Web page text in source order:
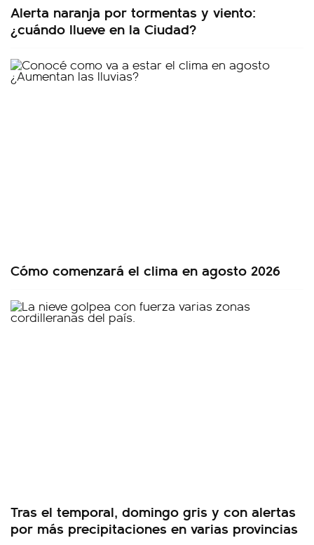
Alerta naranja por tormentas y viento:
¿cuándo llueve en la Ciudad?
Cómo comenzará el clima en agosto 2026
Tras el temporal, domingo gris y con alertas
por más precipitaciones en varias provincias